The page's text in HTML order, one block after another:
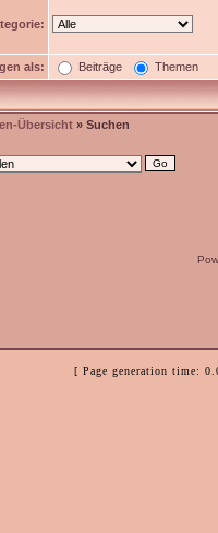
als:
Beiträge Themen
Übersicht » Suchen
[ Page generation time: